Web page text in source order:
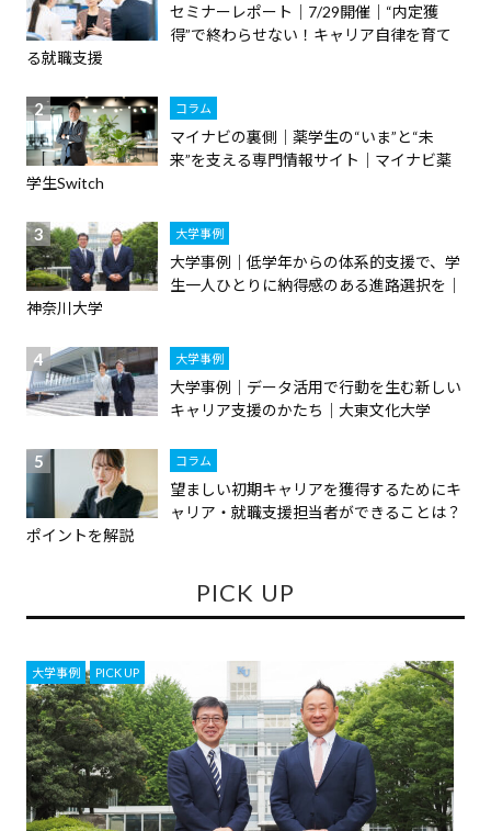
セミナーレポート｜7/29開催｜“内定獲
得”で終わらせない！キャリア自律を育て
る就職支援
コラム
マイナビの裏側｜薬学生の“いま”と“未
来”を支える専門情報サイト｜マイナビ薬
学生Switch
大学事例
大学事例｜低学年からの体系的支援で、学
生一人ひとりに納得感のある進路選択を｜
神奈川大学
大学事例
大学事例｜データ活用で行動を生む新しい
キャリア支援のかたち｜大東文化大学
コラム
望ましい初期キャリアを獲得するためにキ
ャリア・就職支援担当者ができることは？
ポイントを解説
PICK UP
大学事例 , PICK UP